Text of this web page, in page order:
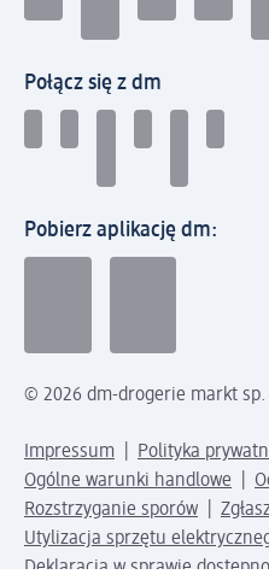
Połącz się z dm
Pobierz aplikację dm:
© 2026 dm-drogerie markt sp.
Impressum
Polityka
Ogólne warunki handlowe
Rozstrzyganie sporów
Utylizacja sprzętu
Deklaracja w sprawie